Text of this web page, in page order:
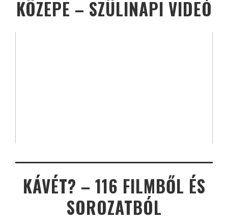
KÖZEPE – SZÜLINAPI VIDEÓ
KÁVÉT? – 116 FILMBŐL ÉS
SOROZATBÓL